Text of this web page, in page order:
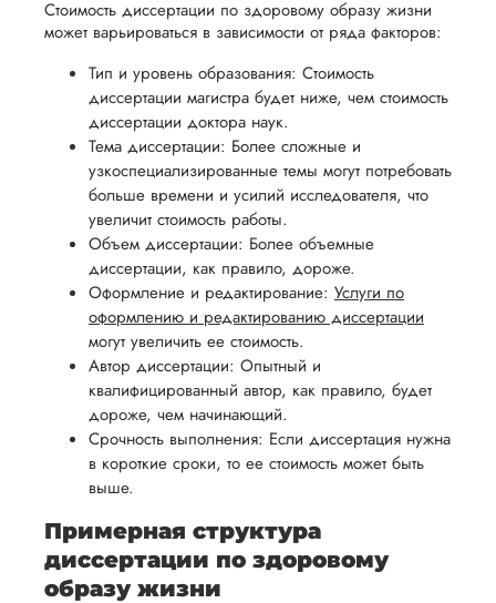
подготовке
презентации
и речи
перед
защитой.
Наша
цель -
обеспечить
вам
уверенность
в своей
работе и
помочь
вам
успешно
пройти
процесс
научной
работы.
сумма
будет
возвращена
заказчику.
Мы
стремимся
осуществлять
процесс
возврата
способом,
удобным
для вас,
разумные
сроки
после
утверждения
запроса
на
возврат.
обсудим
договоримся
о сроках
выполнения,
чтобы
учесть
все
аспекты
написания
работы.
Стоимость диссертации по здоровому образу жизни
может варьироваться в зависимости от ряда факторов:
Тип и уровень образования: Стоимость
диссертации магистра будет ниже, чем стоимость
диссертации доктора наук.
Тема диссертации: Более сложные и
узкоспециализированные темы могут потребовать
больше времени и усилий исследователя, что
увеличит стоимость работы.
Объем диссертации: Более объемные
диссертации, как правило, дороже.
Оформление и редактирование: Услуги по
оформлению и редактированию диссертации
могут увеличить ее стоимость.
Автор диссертации: Опытный и
квалифицированный автор, как правило, будет
дороже, чем начинающий.
Срочность выполнения: Если диссертация нужна
в короткие сроки, то ее стоимость может быть
выше.
Примерная структура
диссертации по здоровому
образу жизни